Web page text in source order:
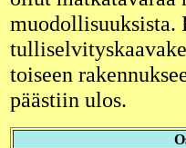
muodollisuuksista.
toiseen
päästiin ulos.